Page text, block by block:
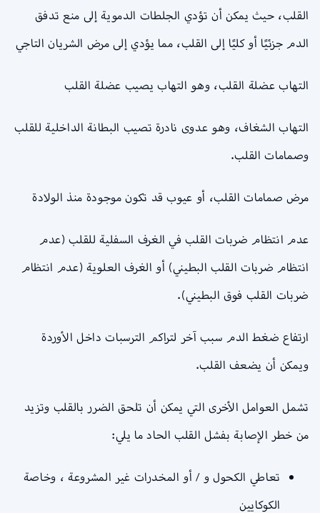
القلب، حيث يمكن أن تؤدي الجلطات الدموية إلى منع تدفق
الدم جزئيًا أو كليًا إلى القلب، مما يؤدي إلى مرض الشريان التاجي
التهاب عضلة القلب، وهو التهاب يصيب عضلة القلب
التهاب الشغاف، وهو عدوى نادرة تصيب البطانة الداخلية للقلب
وصمامات القلب.
مرض صمامات القلب، أو عيوب قد تكون موجودة منذ الولادة
عدم انتظام ضربات القلب في الغرف السفلية للقلب (عدم
انتظام ضربات القلب البطيني) أو الغرف العلوية (عدم انتظام
ضربات القلب فوق البطيني).
ارتفاع ضغط الدم سبب آخر لتراكم الترسبات داخل الأوردة
ويمكن أن يضعف القلب.
تشمل العوامل الأخرى التي يمكن أن تلحق الضرر بالقلب وتزيد
من خطر الإصابة بفشل القلب الحاد ما يلي:
تعاطي الكحول و / أو المخدرات غير المشروعة ، وخاصة
الكوكايين